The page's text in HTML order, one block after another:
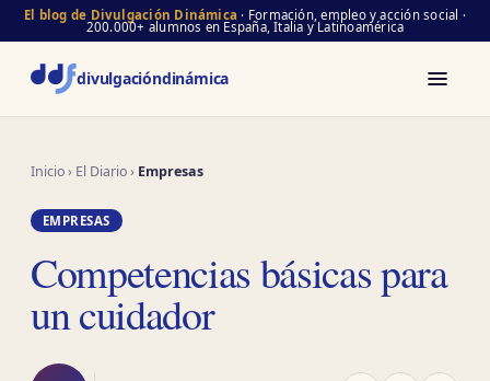
El blog de Divulgación Dinámica · Formación, empleo y acción social ·
200.000+ alumnos en España, Italia y Latinoamérica
divulgacióndinámica
Inicio› El Diario› Empresas
EMPRESAS
Competencias básicas para
un cuidador